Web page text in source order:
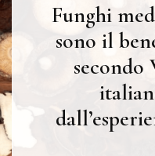
Funghi
sono il
secondo